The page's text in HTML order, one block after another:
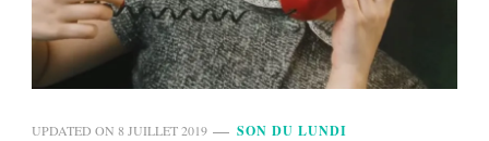
UPDATED ON 8 JUILLET 2019 SON DU LUNDI